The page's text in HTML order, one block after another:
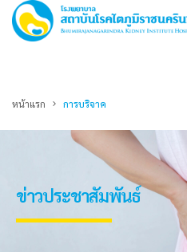
หน้าแรก การบริจาค
ข่าวประชาสัมพันธ์